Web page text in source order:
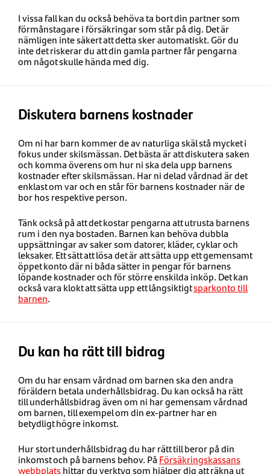
I vissa fall kan du också behöva ta bort din partner som
förmånstagare i försäkringar som står på dig. Det är
nämligen inte säkert att detta sker automatiskt. Gör du
inte det riskerar du att din gamla partner får pengarna
om något skulle hända med dig.
Diskutera barnens kostnader
Om ni har barn kommer de av naturliga skäl stå mycket i
fokus under skilsmässan. Det bästa är att diskutera saken
och komma överens om hur ni ska dela upp barnens
kostnader efter skilsmässan. Har ni delad vårdnad är det
enklast om var och en står för barnens kostnader när de
bor hos respektive person.
Tänk också på att det kostar pengarna att utrusta barnens
rum i den nya bostaden. Barnen kan behöva dubbla
uppsättningar av saker som datorer, kläder, cyklar och
leksaker. Ett sätt att lösa det är att sätta upp ett gemensamt
öppet konto där ni båda sätter in pengar för barnens
löpande kostnader och för större enskilda inköp. Det kan
också vara klokt att sätta upp ett långsiktigtsparkonto till
barnen.
Du kan ha rätt till bidrag
Om du har ensam vårdnad om barnen ska den andra
föräldern betala underhållsbidrag. Du kan också ha rätt
till underhållsbidrag även om ni har gemensam vårdnad
om barnen, till exempel om din ex-partner har en
betydligt högre inkomst.
Hur stort underhållsbidrag du har rätt till beror på din
inkomst och på barnens behov. På Försäkringskassans
webbplatshittar du verktyg som hjälper dig att räkna ut